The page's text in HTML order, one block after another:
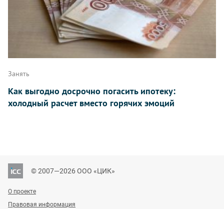
Занять
Как выгодно досрочно погасить ипотеку:
холодный расчет вместо горячих эмоций
© 2007—2026 ООО «ЦИК»
О проекте
Правовая информация